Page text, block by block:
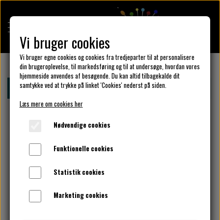
KULÖR DESIGN
DESIGN DIN KJOLE
UNIKA PAKKER
KLAR PARAT
Forside Design din KulörKjole Vælg bluse model her
Vi bruger cookies
Vi bruger egne cookies og cookies fra tredjeparter til at personalisere
din brugeroplevelse, til markedsføring og til at undersøge, hvordan vores
hjemmeside anvendes af besøgende. Du kan altid tilbagekalde dit
samtykke ved at trykke på linket 'Cookies' nederst på siden.
Læs mere om cookies her
Nødvendige cookies
Funktionelle cookies
Statistik cookies
Marketing cookies